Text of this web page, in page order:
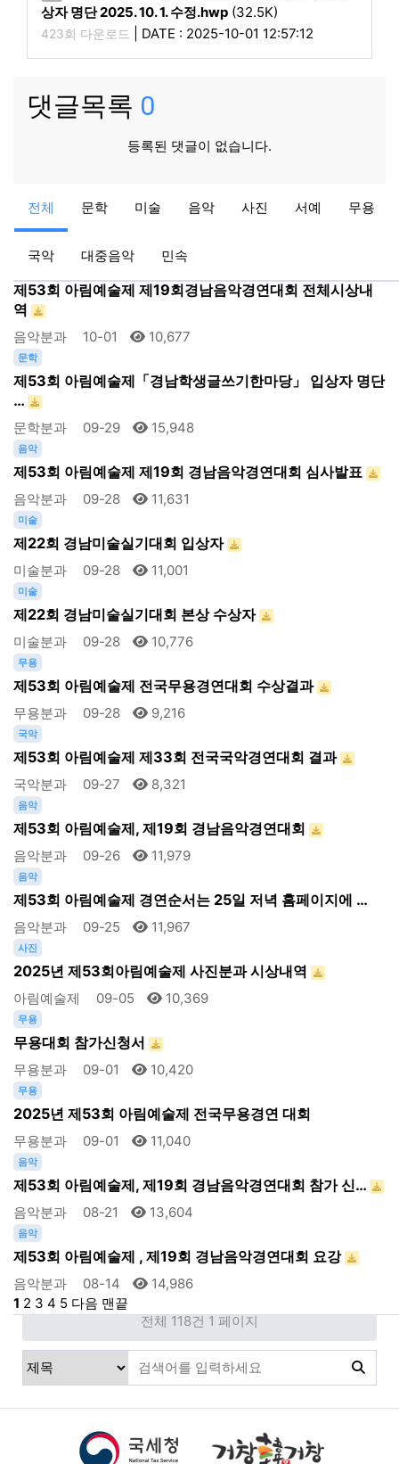
상자 명단 2025. 10. 1. 수정.hwp (32.5K)
423회 다운로드 DATE : 2025-10-01 12:57:12
댓글목록 0
등록된 댓글이 없습니다.
전체 문학 미술 음악 사진 서예 무용
국악 대중음악 민속
2024 제52회 거창군민가요제 본선 진출자 현황
아림예술제 08-27 13,921
제53회 아림예술제 제19회경남음악경연대회 전체시상내
역
음악분과 10-01 10,677
문학
제53회 아림예술제「경남학생글쓰기한마당」 입상자 명단
…
문학분과 09-29 15,948
음악
제53회 아림예술제 제19회 경남음악경연대회 심사발표
음악분과 09-28 11,631
미술
제22회 경남미술실기대회 입상자
미술분과 09-28 11,001
미술
제22회 경남미술실기대회 본상 수상자
미술분과 09-28 10,776
무용
제53회 아림예술제 전국무용경연대회 수상결과
무용분과 09-28 9,216
국악
제53회 아림예술제 제33회 전국국악경연대회 결과
국악분과 09-27 8,321
음악
제53회 아림예술제, 제19회 경남음악경연대회
음악분과 09-26 11,979
음악
제53회 아림예술제 경연순서는 25일 저녁 홈페이지에 …
음악분과 09-25 11,967
사진
2025년 제53회아림예술제 사진분과 시상내역
아림예술제 09-05 10,369
무용
무용대회 참가신청서
무용분과 09-01 10,420
무용
2025년 제53회 아림예술제 전국무용경연 대회
무용분과 09-01 11,040
음악
제53회 아림예술제, 제19회 경남음악경연대회 참가 신…
음악분과 08-21 13,604
음악
제53회 아림예술제 , 제19회 경남음악경연대회 요강
음악분과 08-14
14,986
1 2 3 4 5 다음 맨끝
전체 118건 1 페이지